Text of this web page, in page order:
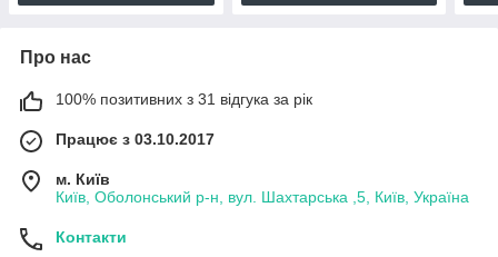
Про нас
100% позитивних з 31 відгука за рік
Працює з 03.10.2017
м. Київ
Київ, Оболонський р-н, вул. Шахтарська ,5, Київ, Україна
Контакти